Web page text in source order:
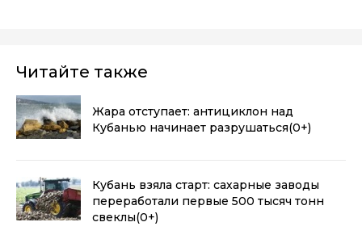
Читайте также
Жара отступает: антициклон над
Кубанью начинает разрушаться(0+)
Кубань взяла старт: сахарные заводы
переработали первые 500 тысяч тонн
свеклы(0+)